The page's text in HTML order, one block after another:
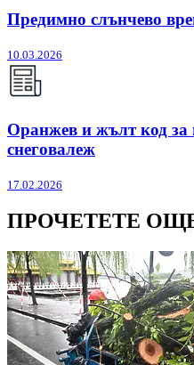
Предимно слънчево
10.03.2026
Оранжев и жълт код за
снеговалеж
17.02.2026
ПРОЧЕТЕТЕ